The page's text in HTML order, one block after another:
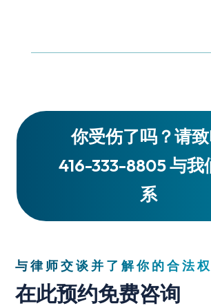
你受伤了吗？请
416-333-8805 与我
系
与律师交谈并了解你的合法权
在此预约免费咨询